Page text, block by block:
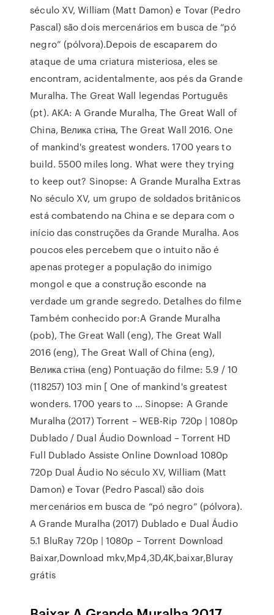
século XV, William (Matt Damon) e Tovar (Pedro
Pascal) são dois mercenários em busca de “pó
negro” (pólvora).Depois de escaparem do
ataque de uma criatura misteriosa, eles se
encontram, acidentalmente, aos pés da Grande
Muralha. The Great Wall legendas Português
(pt). AKA: A Grande Muralha, The Great Wall of
China, Велика стiна, The Great Wall 2016. One
of mankind's greatest wonders. 1700 years to
build. 5500 miles long. What were they trying
to keep out? Sinopse: A Grande Muralha Extras
No século XV, um grupo de soldados britânicos
está combatendo na China e se depara com o
início das construções da Grande Muralha. Aos
poucos eles percebem que o intuito não é
apenas proteger a população do inimigo
mongol e que a construção esconde na
verdade um grande segredo. Detalhes do filme
Também conhecido por:A Grande Muralha
(pob), The Great Wall (eng), The Great Wall
2016 (eng), The Great Wall of China (eng),
Велика стiна (eng) Pontuação do filme: 5.9 / 10
(118257) 103 min [ One of mankind's greatest
wonders. 1700 years to … Sinopse: A Grande
Muralha (2017) Torrent – WEB-Rip 720p | 1080p
Dublado / Dual Áudio Download – Torrent HD
Full Dublado Assiste Online Download 1080p
720p Dual Áudio No século XV, William (Matt
Damon) e Tovar (Pedro Pascal) são dois
mercenários em busca de “pó negro” (pólvora).
A Grande Muralha (2017) Dublado e Dual Áudio
5.1 BluRay 720p | 1080p – Torrent Download
Baixar,Download mkv,Mp4,3D,4K,baixar,Bluray
grátis